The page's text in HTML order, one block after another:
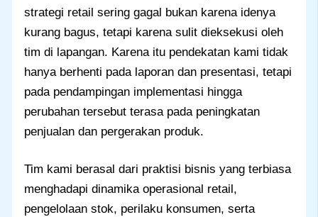
strategi retail sering gagal bukan karena idenya
kurang bagus, tetapi karena sulit dieksekusi oleh
tim di lapangan. Karena itu pendekatan kami tidak
hanya berhenti pada laporan dan presentasi, tetapi
pada pendampingan implementasi hingga
perubahan tersebut terasa pada peningkatan
penjualan dan pergerakan produk.
Tim kami berasal dari praktisi bisnis yang terbiasa
menghadapi dinamika operasional retail,
pengelolaan stok, perilaku konsumen, serta